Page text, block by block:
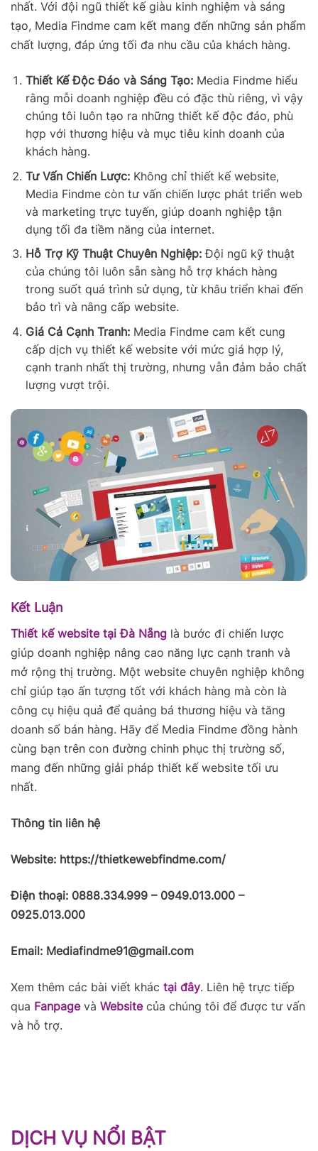
nhất. Với đội ngũ thiết kế giàu kinh nghiệm và sáng
tạo, Media Findme cam kết mang đến những sản phẩm
chất lượng, đáp ứng tối đa nhu cầu của khách hàng.
Thiết Kế Độc Đáo và Sáng Tạo:Media Findme hiểu
rằng mỗi doanh nghiệp đều có đặc thù riêng, vì vậy
chúng tôi luôn tạo ra những thiết kế độc đáo, phù
hợp với thương hiệu và mục tiêu kinh doanh của
khách hàng.
Tư Vấn Chiến Lược:Không chỉ thiết kế website,
Media Findme còn tư vấn chiến lược phát triển web
và marketing trực tuyến, giúp doanh nghiệp tận
dụng tối đa tiềm năng của internet.
Hỗ Trợ Kỹ Thuật Chuyên Nghiệp:Đội ngũ kỹ thuật
của chúng tôi luôn sẵn sàng hỗ trợ khách hàng
trong suốt quá trình sử dụng, từ khâu triển khai đến
bảo trì và nâng cấp website.
Giá Cả Cạnh Tranh:Media Findme cam kết cung
cấp dịch vụ thiết kế website với mức giá hợp lý,
cạnh tranh nhất thị trường, nhưng vẫn đảm bảo chất
lượng vượt trội.
Kết Luận
Thiết kế website tại Đà Nẵng là bước đi chiến lược
giúp doanh nghiệp nâng cao năng lực cạnh tranh và
mở rộng thị trường. Một website chuyên nghiệp không
chỉ giúp tạo ấn tượng tốt với khách hàng mà còn là
công cụ hiệu quả để quảng bá thương hiệu và tăng
doanh số bán hàng. Hãy để Media Findme đồng hành
cùng bạn trên con đường chinh phục thị trường số,
mang đến những giải pháp thiết kế website tối ưu
nhất.
Thông tin liên hệ
Website: https://thietkewebfindme.com/
Điện thoại: 0888.334.999 – 0949.013.000 –
0925.013.000
Email: Mediafindme91@gmail.com
Xem thêm các bài viết khác tại đây. Liên hệ trực tiếp
qua Fanpagevà Websitecủa chúng tôi để được tư vấn
và hỗ trợ.
DỊCH VỤ NỔI BẬT